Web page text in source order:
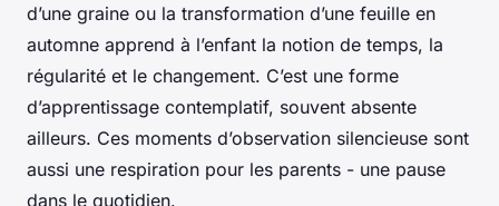
d’une graine ou la transformation d’une feuille en
automne apprend à l’enfant la notion de temps, la
régularité et le changement. C’est une forme
d’apprentissage contemplatif, souvent absente
ailleurs. Ces moments d’observation silencieuse sont
aussi une respiration pour les parents - une pause
dans le quotidien.